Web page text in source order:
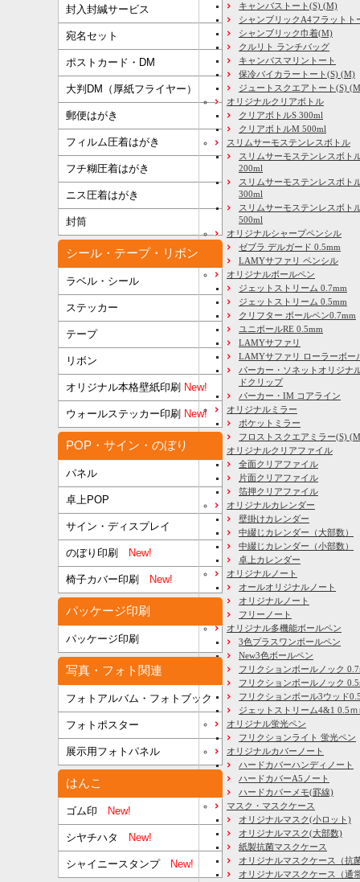
封入封緘サービス
宛名セット
ポストカード・DM
大判DM（厚紙フライヤー）
郵便はがき
フィルム圧着はがき
フチ糊圧着はがき
ニス圧着はがき
封筒
シール・テープ・リボン
ラベル・シール
ステッカー
テープ
リボン
オリジナル本格壁紙印刷 New!
ウォールステッカー印刷 New!
POP・サイン・のぼり
パネル
卓上POP
サイン・ディスプレイ
のぼり印刷 New!
椅子カバー印刷 New!
パッケージ印刷
パッケージ印刷
写真・フォト関連
フォトアルバム・フォトブック
フォトポスター
展示用フォトパネル
はんこ
ゴム印 New!
シヤチハタ New!
シャイニースタンプNew!
キャンバストート(S) (M)
シャンブリックA4フラットト
シャンブリック巾着(M)
クルリト ランチバッグ
キャンバスマリントート
保冷バイカラートート(S) (M)
ジュートスクエアトート(S)
オリジナルクリアボトル
クリアボトルS 300ml
クリアボトルM 500ml
スリムサーモステンレスボトル
スリムサーモステンレスボト
200ml
スリムサーモステンレスボト
300ml
スリムサーモステンレスボト
500ml
オリジナルシャープペンシル
ゼブラ デルガード 0.5mm
LAMYサファリ ペンシル
オリジナルボールペン
ジェットストリーム 0.7mm
ジェットストリーム 0.5mm
クリフター ボールペン0.7mm
ユニボールRE 0.5mm
LAMYサファリ
LAMYサファリ ローラーボー
パーカー・ソネットオリジナ
ドクリップ
パーカー・IM コアライン
オリジナルミラー
ポケットミラー
フロストスクエアミラー(S)
オリジナルクリアファイル
全面クリアファイル
片面クリアファイル
箔押クリアファイル
オリジナルカレンダー
壁掛けカレンダー
中綴じカレンダー（大部数）
中綴じカレンダー（小部数）
卓上カレンダー
オリジナルノート
オールオリジナルノート
オリジナルノート
フリーノート
オリジナル多機能ボールペン
3色プラスワンボールペン
New3色ボールペン
フリクションボールノック
フリクションボールノック
フリクションボール3ウッド
ジェットストリーム4&1 0.5ｍ
オリジナル蛍光ペン
フリクションライト 蛍光ペン
オリジナルカバーノート
ハードカバーハンディノート
ハードカバーA5ノート
ハードカバーメモ(罫線)
マスク・マスクケース
オリジナルマスク(小ロット)
オリジナルマスク(大部数)
紙製抗菌マスクケース
オリジナルマスクケース（抗
オリジナルマスクケース（通